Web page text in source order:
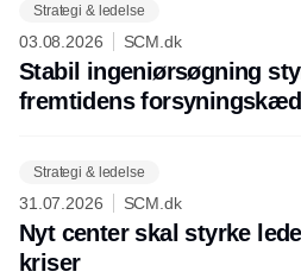
Strategi & ledelse
03.08.2026 SCM.dk
Stabil ingeniørsøgning
fremtidens
Strategi & ledelse
31.07.2026 SCM.dk
Nyt center skal styrke
kriser